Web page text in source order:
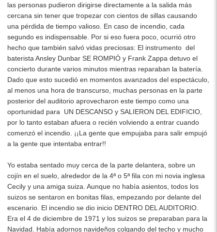
las personas pudieron dirigirse directamente a la salida más
cercana sin tener que tropezar con cientos de sillas causando
una pérdida de tiempo valioso. En caso de incendio, cada
segundo es indispensable. Por si eso fuera poco, ocurrió otro
hecho que también salvó vidas preciosas: El instrumento del
baterista Ansley Dunbar SE ROMPIÓ y Frank Zappa detuvo el
concierto durante varios minutos mientras reparaban la batería.
Dado que esto sucedió en momentos avanzados del espectáculo,
al menos una hora de transcurso, muchas personas en la parte
posterior del auditorio aprovecharon este tiempo como una
oportunidad para UN DESCANSO y SALIERON DEL EDIFICIO,
por lo tanto estaban afuera o recién volviendo a entrar cuando
comenzó el incendio. ¡¡La gente que empujaba para salir empujó
a la gente que intentaba entrar!!
Yo estaba sentado muy cerca de la parte delantera, sobre un
cojín en el suelo, alrededor de la 4ª o 5ª fila con mi novia inglesa
Cecily y una amiga suiza. Aunque no había asientos, todos los
suizos se sentaron en bonitas filas, empezando por delante del
escenario. El incendio se dio inicio DENTRO DEL AUDITORIO.
Era el 4 de diciembre de 1971 y los suizos se preparaban para la
Navidad. Había adornos navideños colgando del techo y mucho